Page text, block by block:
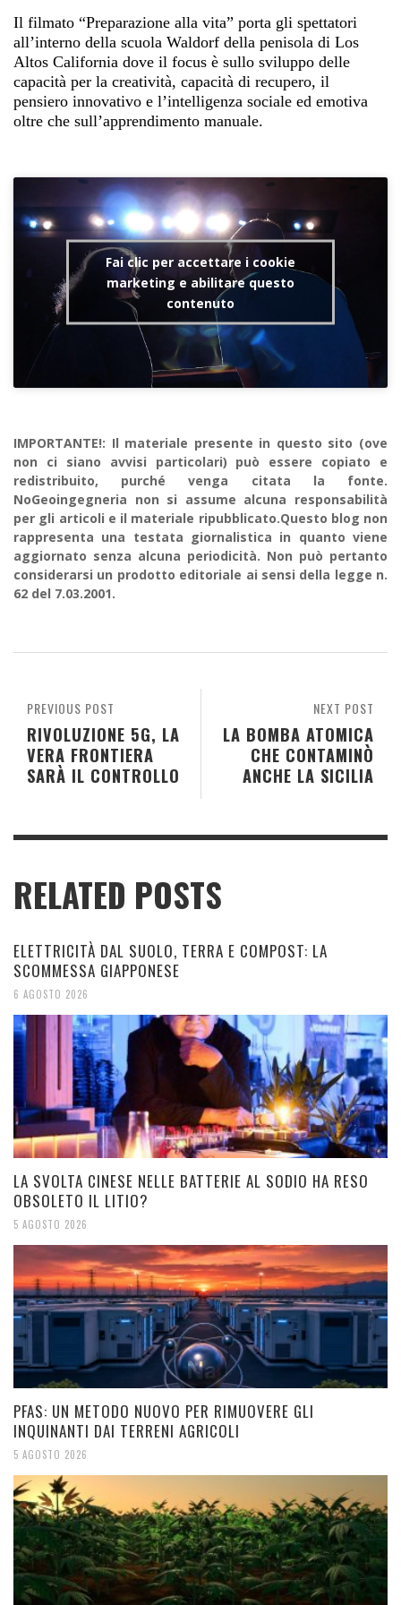
Il filmato “Preparazione alla vita” porta gli spettatori
all’interno della scuola Waldorf della penisola di Los
Altos California dove il focus è sullo sviluppo delle
capacità per la creatività, capacità di recupero, il
pensiero innovativo e l’intelligenza sociale ed emotiva
oltre che sull’apprendimento manuale.
Fai clic per accettare i cookie
marketing e abilitare questo
contenuto
IMPORTANTE!: Il materiale presente in questo sito (ove
non ci siano avvisi particolari) può essere copiato e
redistribuito, purché venga citata la fonte.
NoGeoingegneria non si assume alcuna responsabilità
per gli articoli e il materiale ripubblicato.Questo blog non
rappresenta una testata giornalistica in quanto viene
aggiornato senza alcuna periodicità. Non può pertanto
considerarsi un prodotto editoriale ai sensi della legge n.
62 del 7.03.2001.
NEXT POST
LA BOMBA ATOMICA
CHE CONTAMINÒ
ANCHE LA SICILIA
PREVIOUS POST
RIVOLUZIONE 5G, LA
VERA FRONTIERA
SARÀ IL CONTROLLO
RELATED POSTS
ELETTRICITÀ DAL SUOLO, TERRA E COMPOST: LA
SCOMMESSA GIAPPONESE
6 AGOSTO 2026
LA SVOLTA CINESE NELLE BATTERIE AL SODIO HA RESO
OBSOLETO IL LITIO?
5 AGOSTO 2026
PFAS: UN METODO NUOVO PER RIMUOVERE GLI
INQUINANTI DAI TERRENI AGRICOLI
5 AGOSTO 2026